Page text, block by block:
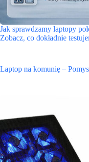
Jak sprawdzamy laptopy
Zobacz, co dokładnie
Laptop na komunię –